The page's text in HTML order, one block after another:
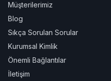
Müşterilerimiz
Blog
Sıkça Sorulan Sorular
Kurumsal Kimlik
Önemli Bağlantılar
İletişim